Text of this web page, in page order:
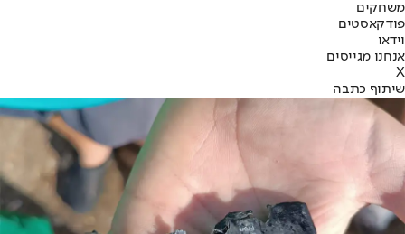
משחקים
פודקאסטים
וידאו
אנחנו מגייסים
X
שיתוף כתבה